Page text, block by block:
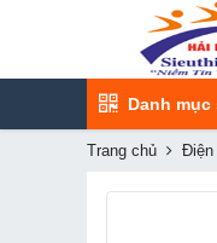
Danh mục
Trang chủ